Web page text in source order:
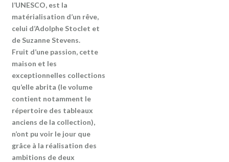
l’UNESCO, est la
matérialisation d’un rêve,
celui d’Adolphe Stoclet et
de Suzanne Stevens.
Fruit d’une passion, cette
maison et les
exceptionnelles collections
qu’elle abrita (le volume
contient notamment le
répertoire des tableaux
anciens de la collection),
n’ont pu voir le jour que
grâce à la réalisation des
ambitions de deux